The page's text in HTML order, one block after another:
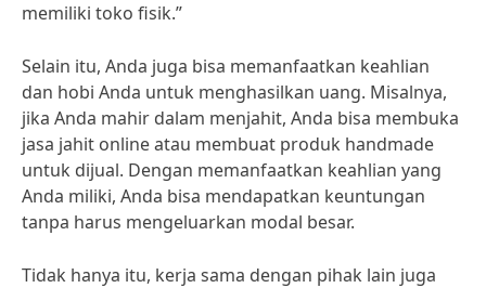
memiliki toko fisik.”
Selain itu, Anda juga bisa memanfaatkan keahlian
dan hobi Anda untuk menghasilkan uang. Misalnya,
jika Anda mahir dalam menjahit, Anda bisa membuka
jasa jahit online atau membuat produk handmade
untuk dijual. Dengan memanfaatkan keahlian yang
Anda miliki, Anda bisa mendapatkan keuntungan
tanpa harus mengeluarkan modal besar.
Tidak hanya itu, kerja sama dengan pihak lain juga